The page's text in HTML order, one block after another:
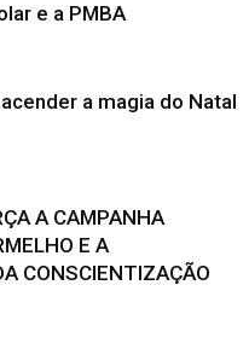
e a PMBA
a magia do Natal
A CAMPANHA
E A
CONSCIENTIZAÇÃO